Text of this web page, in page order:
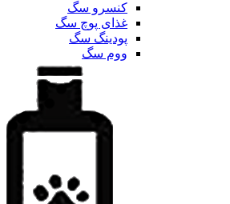
کنسرو سگ
غذای پوچ سگ
پودینگ سگ
ووم سگ